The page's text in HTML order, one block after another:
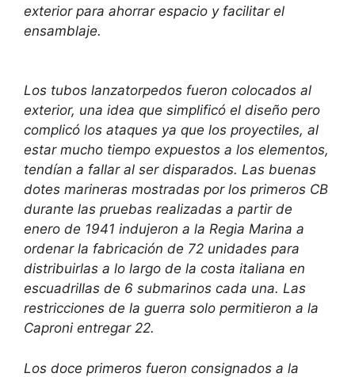
exterior para ahorrar espacio y facilitar el
ensamblaje.
Los tubos lanzatorpedos fueron colocados al
exterior, una idea que simplificó el diseño pero
complicó los ataques ya que los proyectiles, al
estar mucho tiempo expuestos a los elementos,
tendían a fallar al ser disparados. Las buenas
dotes marineras mostradas por los primeros CB
durante las pruebas realizadas a partir de
enero de 1941 indujeron a la Regia Marina a
ordenar la fabricación de 72 unidades para
distribuirlas a lo largo de la costa italiana en
escuadrillas de 6 submarinos cada una. Las
restricciones de la guerra solo permitieron a la
Caproni entregar 22.
Los doce primeros fueron consignados a la